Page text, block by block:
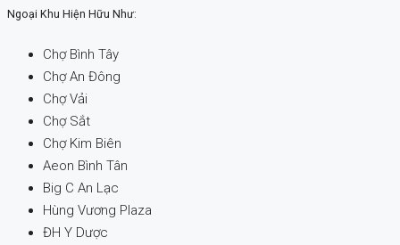
Ngoại Khu Hiện Hữu Như:
Chợ Bình Tây
Chợ An Đông
Chợ Vải
Chợ Sắt
Chợ Kim Biên
Aeon Bình Tân
Big C An Lạc
Hùng Vương Plaza
ĐH Y Dược